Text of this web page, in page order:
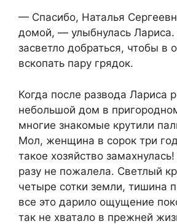
— Спасибо, Наталья
домой, — улыбнулась
засветло добраться, чтобы в
вскопать пару грядок.
Когда после развода Лариса
небольшой дом в
многие знакомые крутили
Мол, женщина в сорок три
такое хозяйство
разу не пожалела. Светлый
четыре сотки земли, тишина
все это дарило ощущение
так не хватало в прежней